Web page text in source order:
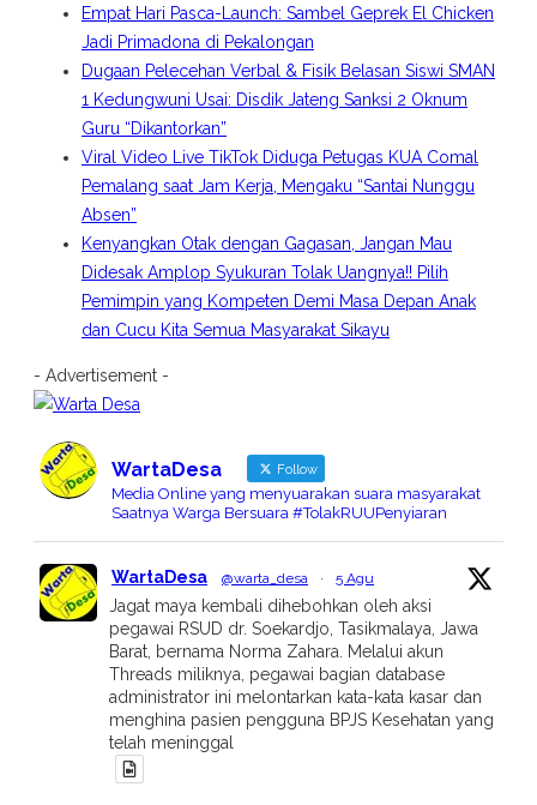
Empat Hari Pasca-Launch: Sambel Geprek El Chicken
Jadi Primadona di Pekalongan
Dugaan Pelecehan Verbal & Fisik Belasan Siswi SMAN
1 Kedungwuni Usai: Disdik Jateng Sanksi 2 Oknum
Guru “Dikantorkan”
Viral Video Live TikTok Diduga Petugas KUA Comal
Pemalang saat Jam Kerja, Mengaku “Santai Nunggu
Absen”
Kenyangkan Otak dengan Gagasan, Jangan Mau
Didesak Amplop Syukuran Tolak Uangnya!! Pilih
Pemimpin yang Kompeten Demi Masa Depan Anak
dan Cucu Kita Semua Masyarakat Sikayu
- Advertisement -
WartaDesa Follow
Media Online yang menyuarakan suara masyarakat
Saatnya Warga Bersuara #TolakRUUPenyiaran
WartaDesa @warta_desa · 5 Agu
Jagat maya kembali dihebohkan oleh aksi
pegawai RSUD dr. Soekardjo, Tasikmalaya, Jawa
Barat, bernama Norma Zahara. Melalui akun
Threads miliknya, pegawai bagian database
administrator ini melontarkan kata-kata kasar dan
menghina pasien pengguna BPJS Kesehatan yang
telah meninggal